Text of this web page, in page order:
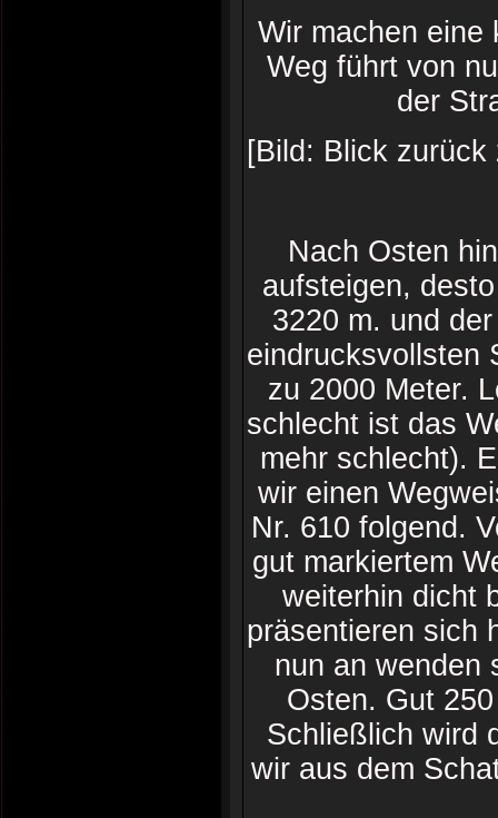
Wir machen eine
Weg führt von
der
[Bild: Blick
Nach Osten
aufsteigen,
3220 m. und
eindrucksvollsten
zu 2000 Meter.
schlecht ist das
mehr schlecht).
wir einen
Nr. 610 folgend.
gut markiertem
weiterhin dicht
präsentieren sich
nun an wenden
Osten. Gut
Schließlich wird
wir aus dem